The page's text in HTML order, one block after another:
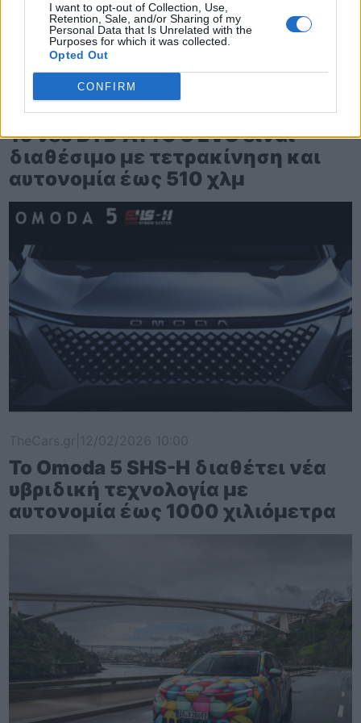
I want to opt-out of Collection, Use,
Retention, Sale, and/or Sharing of my
Personal Data that Is Unrelated with the
Purposes for which it was collected.
Opted Out
CONFIRM
TheCars.gr|12/02/2026 13:00
Το νέο BYD ATTO 3 EVO είναι
διαθέσιμο με τετρακίνηση και
αυτονομία έως 510 χλμ
Το Omoda 5 SHS-H διαθέτει νέα
υβριδική τεχνολογία με
αυτονομία έως 1000 χιλιόμετρα